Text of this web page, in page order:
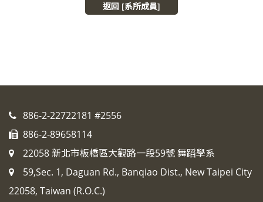
返回 [系所成員]
886-2-22722181 #2556
886-2-89658114
22058 新北市板橋區大觀路一段59號 舞蹈學系
59,Sec. 1, Daguan Rd., Banqiao Dist., New Taipei City
22058, Taiwan (R.O.C.)